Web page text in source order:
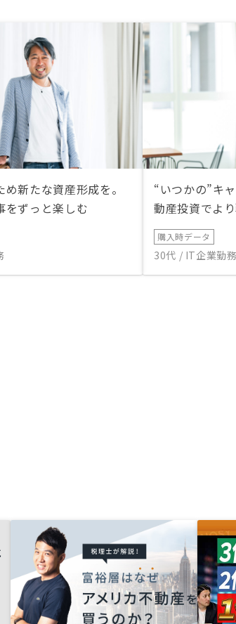
新たな資産形成を。
をずっと楽しむ
“いつかの”キ
動産投資でよ
購入時データ
30代 / IT企業勤務